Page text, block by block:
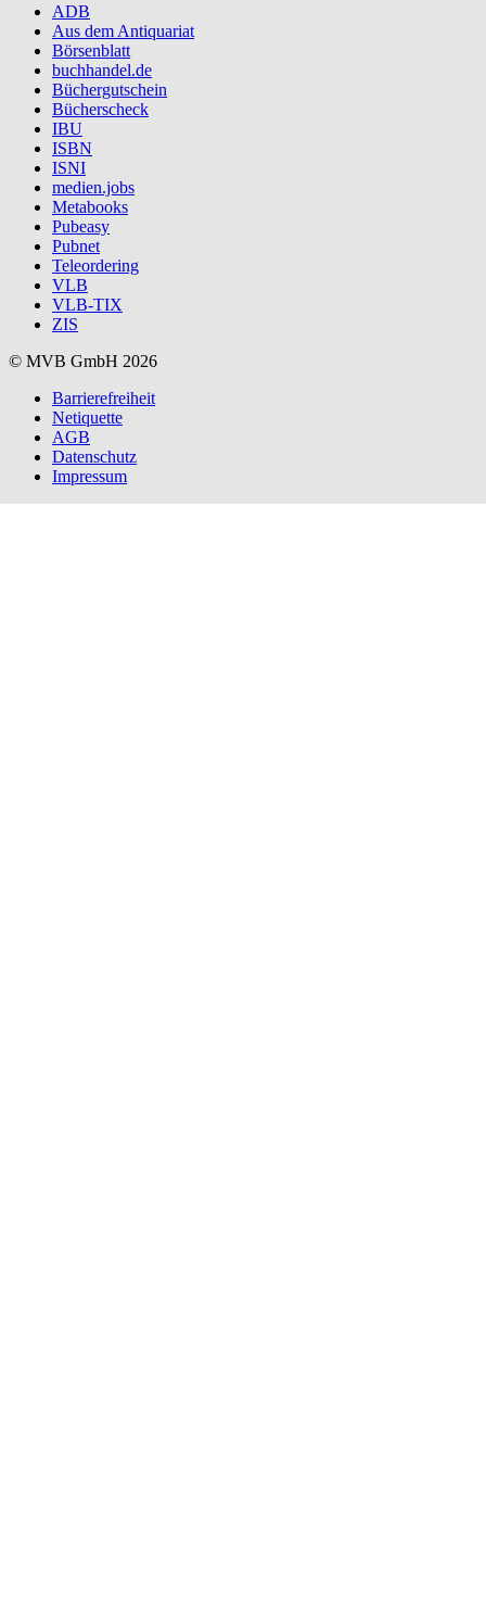
ADB
Aus dem Antiquariat
Börsenblatt
buchhandel.de
Büchergutschein
Bücherscheck
IBU
ISBN
ISNI
medien.jobs
Metabooks
Pubeasy
Pubnet
Teleordering
VLB
VLB-TIX
ZIS
© MVB GmbH 2026
Barrierefreiheit
Netiquette
AGB
Datenschutz
Impressum